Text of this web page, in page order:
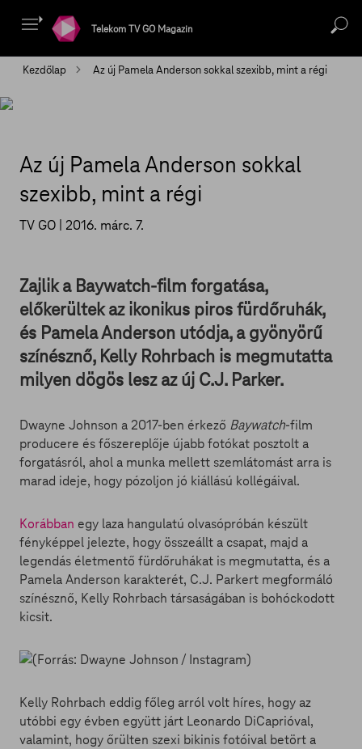
Telekom TV GO Magazin
Kezdőlap Az új Pamela Anderson sokkal szexibb, mint a régi
Az új Pamela Anderson sokkal
szexibb, mint a régi
TV GO | 2016. márc. 7.
Zajlik a Baywatch-film forgatása,
előkerültek az ikonikus piros fürdőruhák,
és Pamela Anderson utódja, a gyönyörű
színésznő, Kelly Rohrbach is megmutatta
milyen dögös lesz az új C.J. Parker.
Dwayne Johnson a 2017-ben érkező Baywatch-film
producere és főszereplője újabb fotókat posztolt a
forgatásról, ahol a munka mellett szemlátomást arra is
marad ideje, hogy pózoljon jó kiállású kollégáival.
Korábban egy laza hangulatú olvasópróbán készült
fényképpel jelezte, hogy összeállt a csapat, majd a
legendás életmentő fürdőruhákat is megmutatta, és a
Pamela Anderson karakterét, C.J. Parkert megformáló
színésznő, Kelly Rohrbach társaságában is bohóckodott
kicsit.
Kelly Rohrbach eddig főleg arról volt híres, hogy az
utóbbi egy évben együtt járt Leonardo DiCaprióval,
valamint, hogy őrülten szexi bikinis fotóival betört a